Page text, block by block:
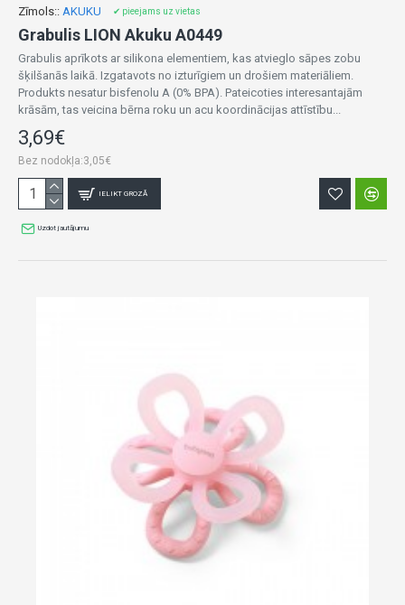
Zīmols:: AKUKU ✔ pieejams uz vietas
Grabulis LION Akuku A0449
Grabulis aprīkots ar silikona elementiem, kas atvieglo sāpes zobu
šķilšanās laikā. Izgatavots no izturīgiem un drošiem materiāliem.
Produkts nesatur bisfenolu A (0% BPA). Pateicoties interesantajām
krāsām, tas veicina bērna roku un acu koordinācijas attīstību...
3,69€
Bez nodokļa:3,05€
IELIKT GROZĀ
Uzdot jautājumu